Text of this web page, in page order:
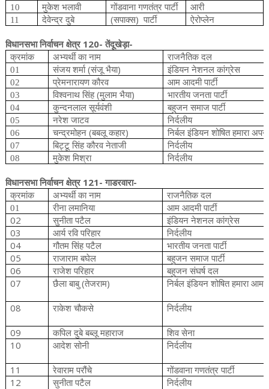
10
मुकेश भलावी गोंडवाना गणतंत्र पार्टी
आरी
11
देवेन्द्र दुबे (सपाक्स) पार्टी ऐरोप्लेन
विधानसभा निर्वाचन क्षेत्र120- तेंदूखेड़ा-
क्रमांक अभ्यर्थी का नाम राजनैतिक दल
01
संजय शर्मा(संजू भैया) इंडियन नेशनल कांग्रेस
02
प्रेमनारायण कौरव आम आदमी पार्टी
03
विश्वनाथ सिंह(मुलाम भैया) भारतीय जनता पार्टी
04
कुन्दनलाल सूर्यवंशी बहुजन समाज पार्टी
05
नरेश जाटव
निर्दलीय
06
चन्द्रमोहन (बबलू कहार) निर्बल इंडियन शोषित हमारा
07
बिट्टू सिंह कौरव नेताजी
निर्दलीय
08
मुकेश मिश्रा निर्दलीय
विधानसभा निर्वाचन क्षेत्र121- गाडरवारा-​
क्रमांक अभ्यर्थी का नाम राजनैतिक दल
01
रीना लमानिया आम आदमी पार्टी
02 सुनीता पटैल इंडियन नेशनल कांग्रेस
03 आर्य रवि परिहार निर्दलीय
04 गौतम सिंह पटैल भारतीय जनता पार्टी
05 राजाराम बघेल बहुजन समाज पार्टी
06 राजेश परिहार बहुजन संघर्ष दल
07 छैला बाबु(तेजराम) निर्बल इंडियन शोषित हमारा आम
08 राकेश चौकसे निर्दलीय
09 कपिल दुबे बब्लू महाराज शिव सेना
10 आदेश सोनी निर्दलीय
11 रेवाराम परौंचे गोंडवाना गणतंत्र पार्टी
12 सुनीता पटैल निर्दलीय